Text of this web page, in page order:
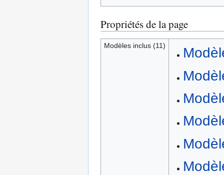
Propriétés de la page
Modèles inclus (11)